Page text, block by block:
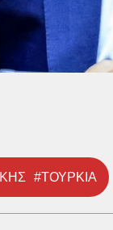
#ΤΟΥΡΚΙΑ